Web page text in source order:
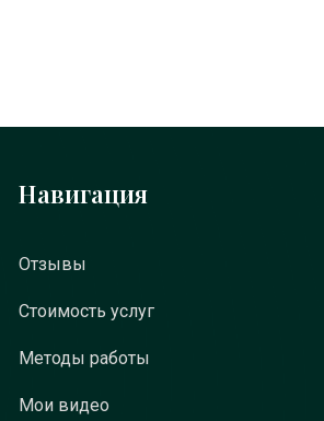
Навигация
Отзывы
Стоимость услуг
Методы работы
Мои видео